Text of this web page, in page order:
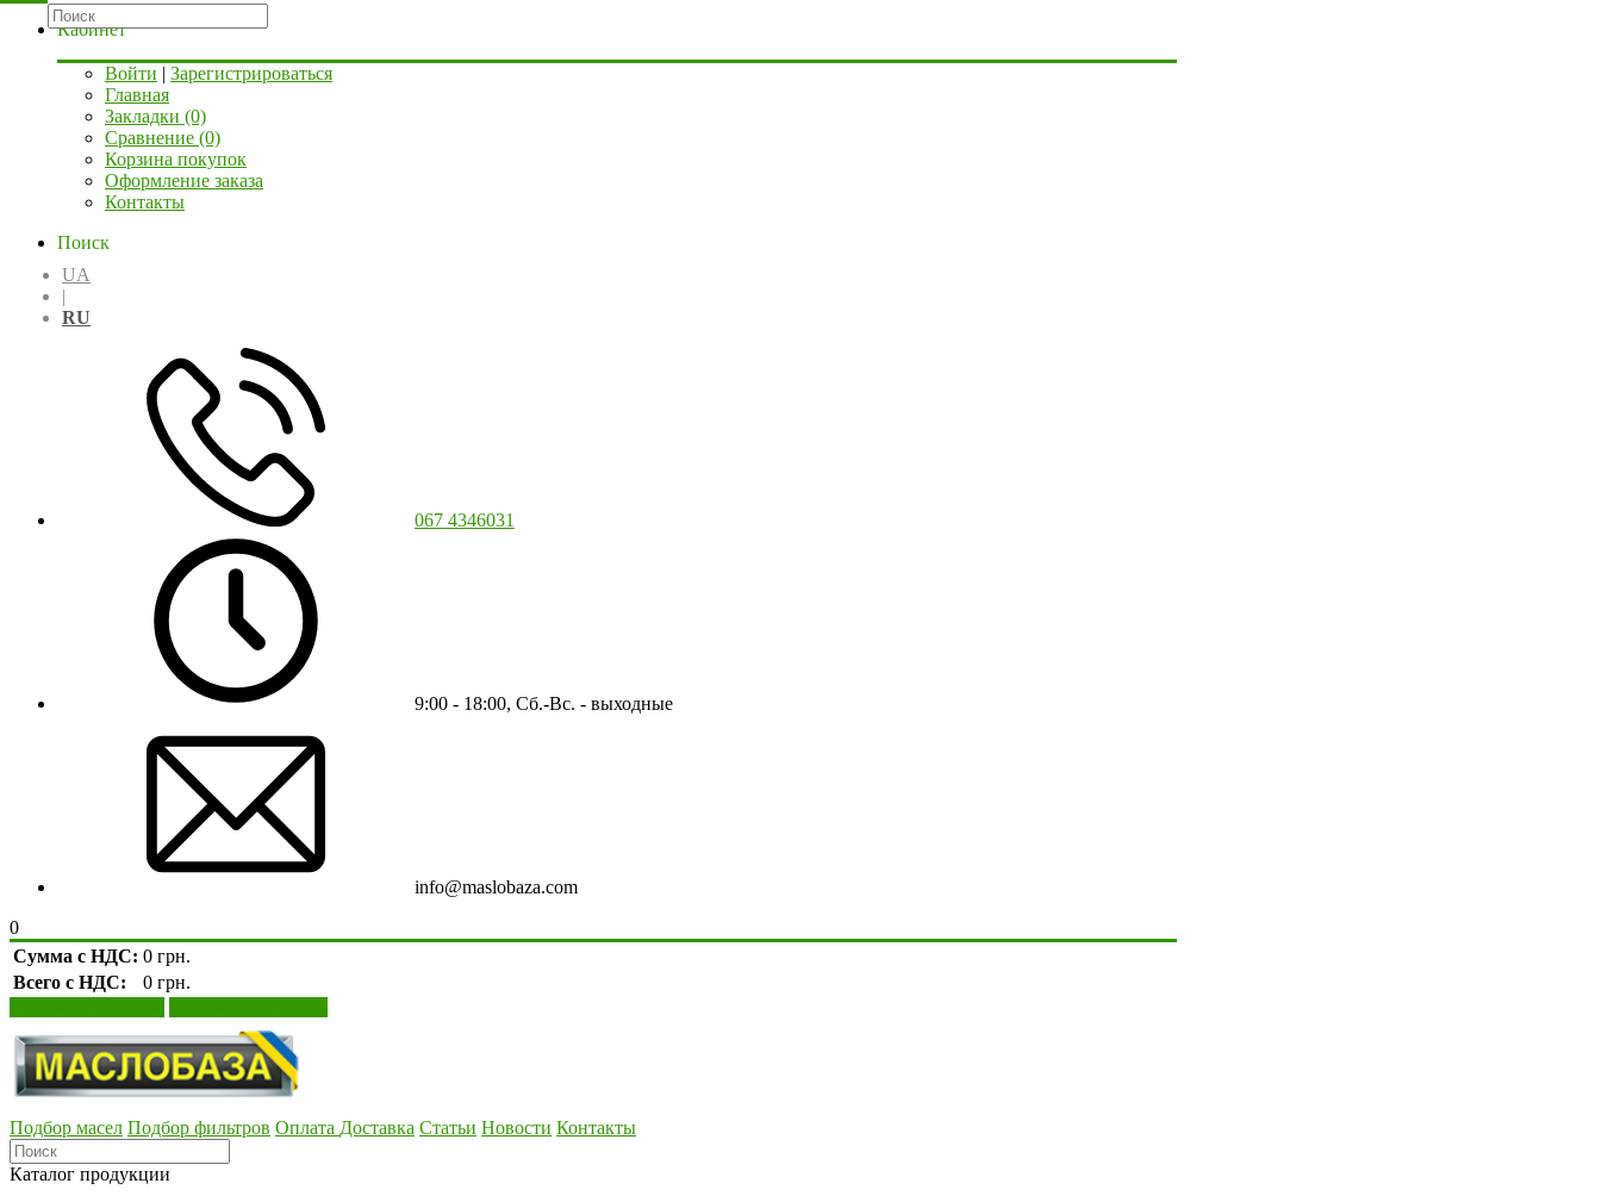
Кабинет
Войти | Зарегистрироваться
Главная
Закладки (0)
Сравнение (0)
Корзина покупок
Оформление заказа
Контакты
Поиск
UA
|
RU
067 4346031
9:00 - 18:00, Сб.-Вс. - выходные
info@maslobaza.com
0
Сумма с НДС: 0 грн.
Всего с НДС:
0 грн.
Подбор масел Подбор фильтров Оплата Доставка Статьи Новости Контакты
Каталог продукции